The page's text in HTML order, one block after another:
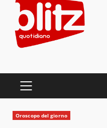
content
PRIMARY
Oroscopo del giorno